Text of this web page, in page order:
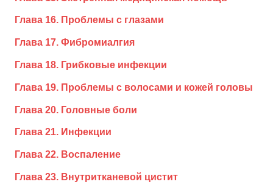
Глава 16. Проблемы с глазами
Глава 17. Фибромиалгия
Глава 18. Грибковые инфекции
Глава 19. Проблемы с волосами и кожей головы
Глава 20. Головные боли
Глава 21. Инфекции
Глава 22. Воспаление
Глава 23. Внутритканевой цистит